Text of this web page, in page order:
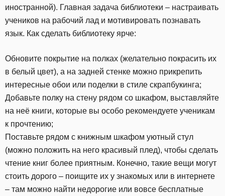
иностранной). Главная задача библиотеки – настраивать
учеников на рабочий лад и мотивировать познавать
язык. Как сделать библиотеку ярче:
Обновите покрытие на полках (желательно покрасить их
в белый цвет), а на задней стенке можно прикрепить
интересные обои или поделки в стиле скрапбукинга;
Добавьте полку на стену рядом со шкафом, выставляйте
на неё книги, которые вы особо рекомендуете ученикам
к прочтению;
Поставьте рядом с книжным шкафом уютный стул
(можно положить на него красивый плед), чтобы сделать
чтение книг более приятным. Конечно, такие вещи могут
стоить дорого – поищите их у знакомых или в интернете
– там можно найти недорогие или вовсе бесплатные